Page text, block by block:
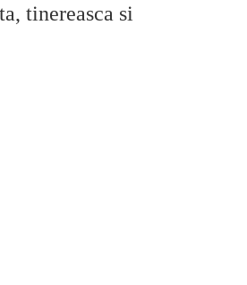
tinereasca si